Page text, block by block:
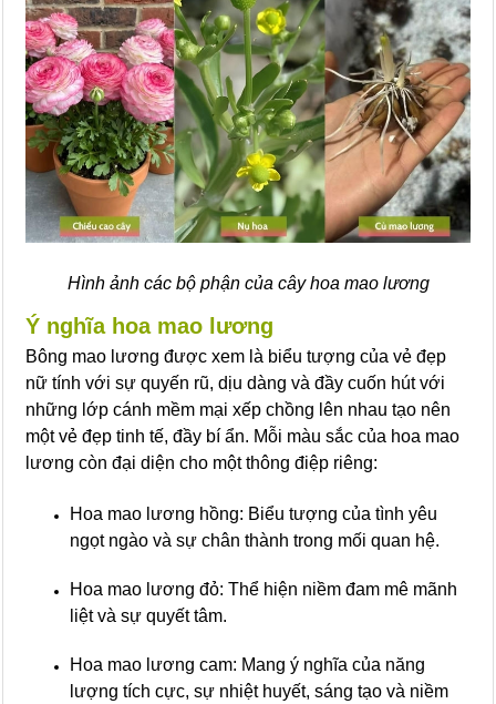
Hình ảnh các bộ phận của cây hoa mao lương
Ý nghĩa hoa mao lương
Bông mao lương được xem là biểu tượng của vẻ đẹp
nữ tính với sự quyến rũ, dịu dàng và đầy cuốn hút với
những lớp cánh mềm mại xếp chồng lên nhau tạo nên
một vẻ đẹp tinh tế, đầy bí ẩn. Mỗi màu sắc của hoa mao
lương còn đại diện cho một thông điệp riêng:
Hoa mao lương hồng: Biểu tượng của tình yêu
ngọt ngào và sự chân thành trong mối quan hệ.
Hoa mao lương đỏ: Thể hiện niềm đam mê mãnh
liệt và sự quyết tâm.
Hoa mao lương cam: Mang ý nghĩa của năng
lượng tích cực, sự nhiệt huyết, sáng tạo và niềm